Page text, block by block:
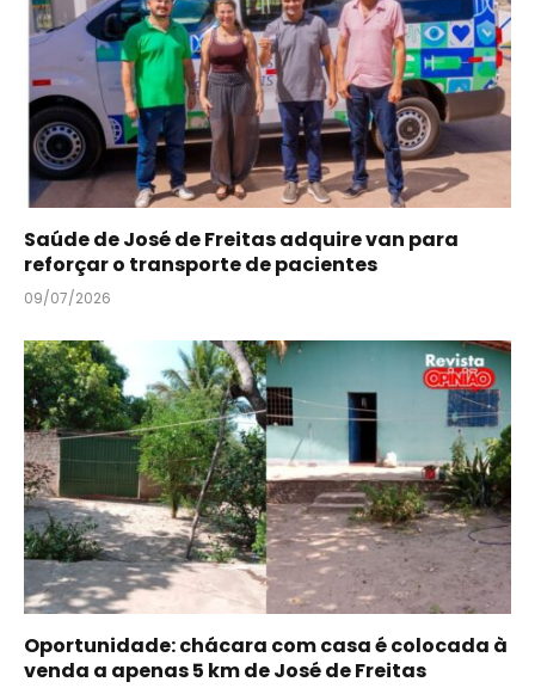
Saúde de José de Freitas adquire van para
reforçar o transporte de pacientes
09/07/2026
Oportunidade: chácara com casa é colocada à
venda a apenas 5 km de José de Freitas